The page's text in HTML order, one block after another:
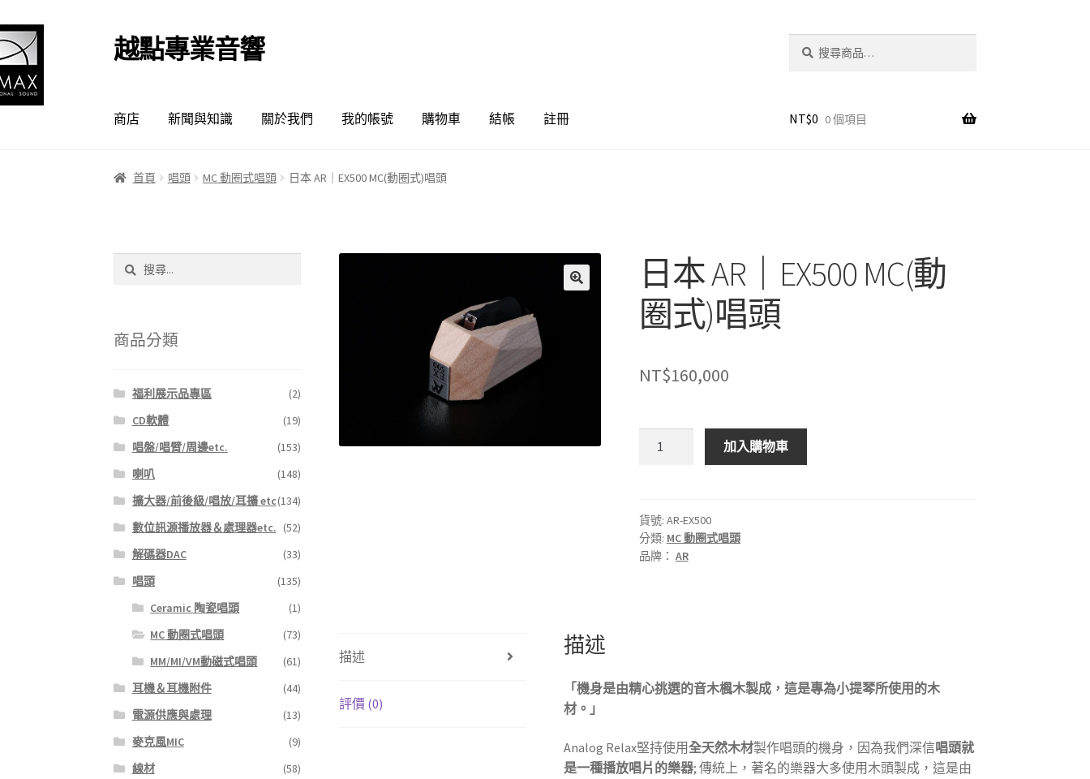
跳
至
列
跳
至
內
越點專業音響
字:
商店 新聞與知識 關於我們 我的帳號 購物車 結帳 註冊 NT$0 0 個項目
首頁 唱頭 MC 動圈式唱頭 日本 AR｜EX500 MC(動圈式)唱頭
日本 AR｜EX500 MC(動
圈式)唱頭
NT$160,000
EX500
MC(動
圈
加入購物車
貨號: AR-EX500
分類: MC 動圈式唱頭
品牌： AR
描述
評價 (0)
描述
「機身是由精心挑選的音木楓木製成，這是專為小提琴所使用的木
材。」
Analog Relax堅持使用全天然木材製作唱頭的機身，因為我們深信唱頭就
是一種播放唱片的樂器; 傳統上，著名的樂器大多使用木頭製成，這是由
字:
商品分類
福利展示品專區
(2)
CD軟體
(19)
唱盤/唱臂/周邊etc.
(153)
喇叭
(148)
擴大器/前後級/唱放/耳擴 etc(134)
數位訊源播放器＆處理器etc. (52)
解碼器DAC
(33)
唱頭
(135)
Ceramic 陶瓷唱頭
(1)
MC 動圈式唱頭
(73)
MM/MI/VM動磁式唱頭
(61)
耳機＆耳機附件
(44)
電源供應與處理
(13)
麥克風MIC
(9)
線材
(58)